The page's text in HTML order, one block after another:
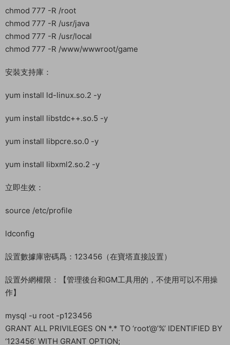
chmod 777 -R /root
chmod 777 -R /usr/java
chmod 777 -R /usr/local
chmod 777 -R /www/wwwroot/game
安裝支持庫：
yum install ld-linux.so.2 -y
yum install libstdc++.so.5 -y
yum install libpcre.so.0 -y
yum install libxml2.so.2 -y
立即生效：
source /etc/profile
ldconfig
設置數據庫密碼爲：123456（在寶塔直接設置）
設置外網權限：【管理後台和GM工具用的，不使用可以不用操
作】
mysql -u root -p123456
GRANT ALL PRIVILEGES ON *.* TO ‘root’@’%’ IDENTIFIED BY
‘123456’ WITH GRANT OPTION;